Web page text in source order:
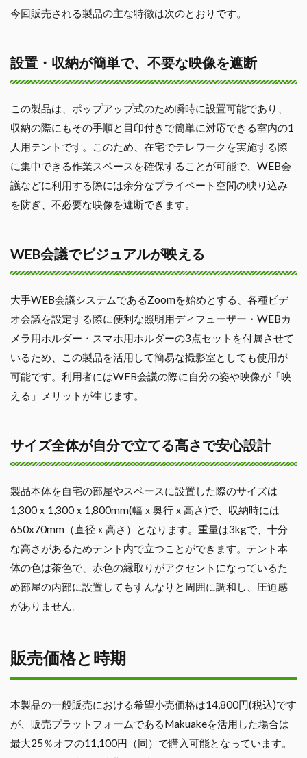
今回販売される製品の主な特徴は次のとおりです。
設置・収納が簡単で、不要な映像を遮断
この製品は、ポップアップ式のため瞬時に設置可能であり、
収納の際にもその手順と目印付きで簡単に対応できる室内の1
人用テントです。このため、在宅でテレワークを実施する際
に集中できる作業スペースを確保することが可能で、WEB会
議などに利用する際には余分なプライベート空間の映り込み
を防ぎ、不必要な映像を遮断できます。
WEB会議でビジュアルが映える
大手WEB会議システムであるZoomを始めとする、各種ビデ
オ会議を設定する際に便利な照明用ディフューザー・WEBカ
メラ用ホルダー・スマホ用ホルダーの3点セットを付属させて
いるため、この製品を活用して簡易な撮影室としても使用が
可能です。利用者にはWEB会議の際に自分の姿や映像が「映
える」メリットが生じます。
サイズ全体が自分で立てる高さで安心設計
製品本体を自宅の部屋やスペースに設置した際のサイズは
1,300ｘ1,300ｘ1,800mm(幅ｘ奥行ｘ高さ)で、収納時には
650x70mm（直径ｘ高さ）となります。重量は3kgで、十分
な高さがあるためテント内で立つことができます。テント本
体の色は茶色で、赤色の縁取りがアクセントになっているた
め部屋の内部に設置してもすんなりと周囲に調和し、圧迫感
がありません。
販売価格と時期
本製品の一般販売における希望小売価格は14,800円(税込)です
が、販売プラットフォームであるMakuakeを活用した場合は
最大25％オフの11,100円（同）で購入可能となっています。